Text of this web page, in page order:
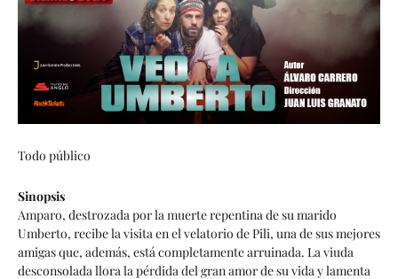
Todo público
Sinopsis
Amparo, destrozada por la muerte repentina de su marido
Umberto, recibe la visita en el velatorio de Pili, una de sus mejores
amigas que, además, está completamente arruinada. La viuda
desconsolada llora la pérdida del gran amor de su vida y lamenta